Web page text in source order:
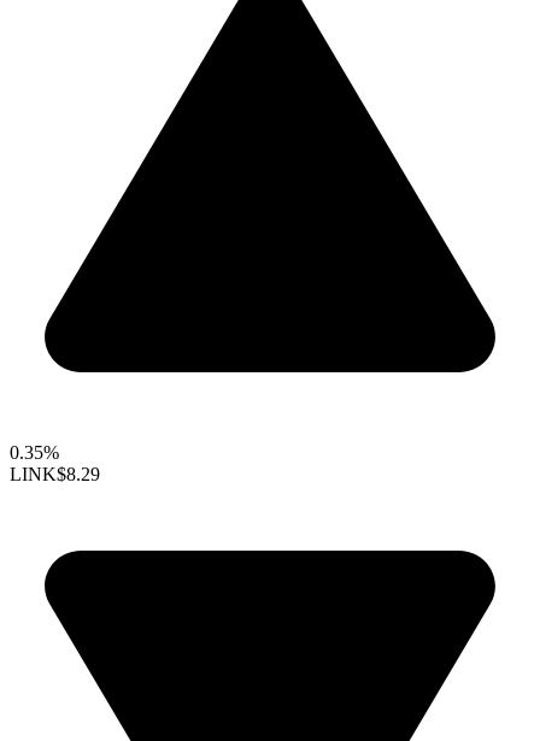
0.35%
LINK$8.29